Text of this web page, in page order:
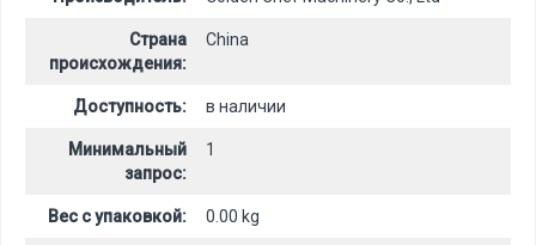
Страна
происхождения:
China
Доступность: в наличии
Минимальный
запрос:
1
Вес с упаковкой: 0.00 kg